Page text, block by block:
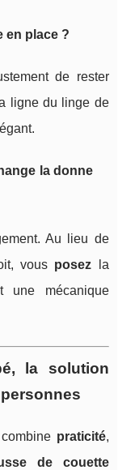
en place ?
de rester
ligne du linge de
la donne
Au lieu de
vous posez la
une mécanique
la solution
praticité,
de couette